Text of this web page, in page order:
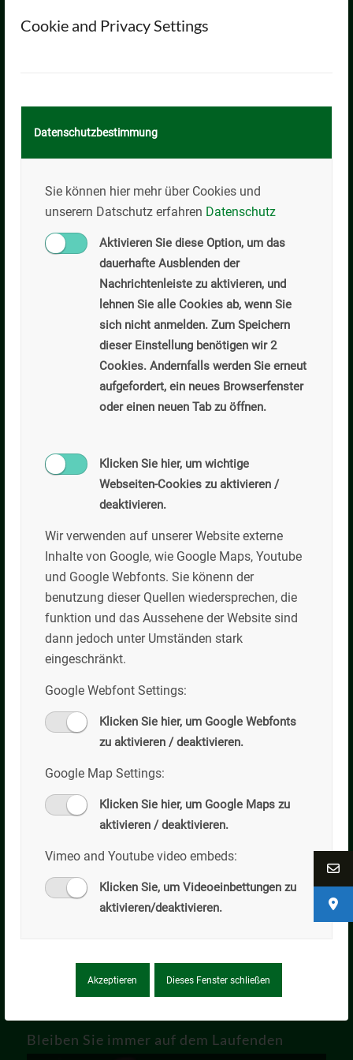
Cookie and Privacy Settings
Datenschutzbestimmung
Sie können hier mehr über Cookies und
unserern Datschutz erfahren Datenschutz
Aktivieren Sie diese Option, um das
dauerhafte Ausblenden der
Nachrichtenleiste zu aktivieren, und
lehnen Sie alle Cookies ab, wenn Sie
sich nicht anmelden. Zum Speichern
dieser Einstellung benötigen wir 2
Cookies. Andernfalls werden Sie erneut
aufgefordert, ein neues Browserfenster
oder einen neuen Tab zu öffnen.
Klicken Sie hier, um wichtige
Webseiten-Cookies zu aktivieren /
deaktivieren.
Wir verwenden auf unserer Website externe
Inhalte von Google, wie Google Maps, Youtube
und Google Webfonts. Sie könenn der
benutzung dieser Quellen wiedersprechen, die
funktion und das Aussehene der Website sind
dann jedoch unter Umständen stark
eingeschränkt.
Google Webfont Settings:
Klicken Sie hier, um Google Webfonts
zu aktivieren / deaktivieren.
Google Map Settings:
Klicken Sie hier, um Google Maps zu
aktivieren / deaktivieren.
Vimeo and Youtube video embeds:
Klicken Sie, um Videoeinbettungen zu
aktivieren/deaktivieren.
Akzeptieren Dieses Fenster schließen
Hauptverwaltung
Email: info@kilian-willibald.de
Mo-Do: 07:00-17:00
weitere Termine auf Anfrage
Kilian Willibald GmbH
Transportbeton
Transportbeton – Betonpumpen – Dienstleistungen
83674 Gaißach
Tel: +49 (0)8041/79437-0
Fax: +49 (0)8041/79437-29
Mobil: +49 (0)173/ 9794370
Mathias Zacherl (Betriebsleiter)
Email:mathias.zacherl@kilian-willibald.de
Transportbeton
Mo-Do: 07:00–17:00 Uhr
Freitag 07:00-14:00 Uhr
Lieferungen außerhalb dieser Zeiten nur auf Anfrage!
Von 15.November bis 31.März keine verbindlichen
Öffnungszeiten!
In der Zeit vom 23.Dezember bis 6.Januar ist unser
Bleiben Sie immer auf dem Laufenden